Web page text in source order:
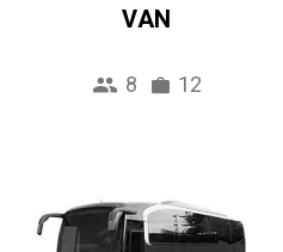
VAN
8 12